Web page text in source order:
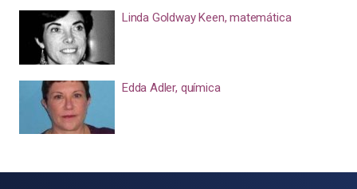
Linda Goldway Keen, matemática
Edda Adler, química